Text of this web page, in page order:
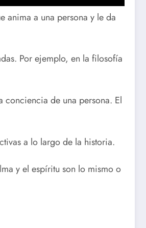
anima a una persona y le da
Por ejemplo, en la filosofía
conciencia de una persona. El
a lo largo de la historia.
y el espíritu son lo mismo o